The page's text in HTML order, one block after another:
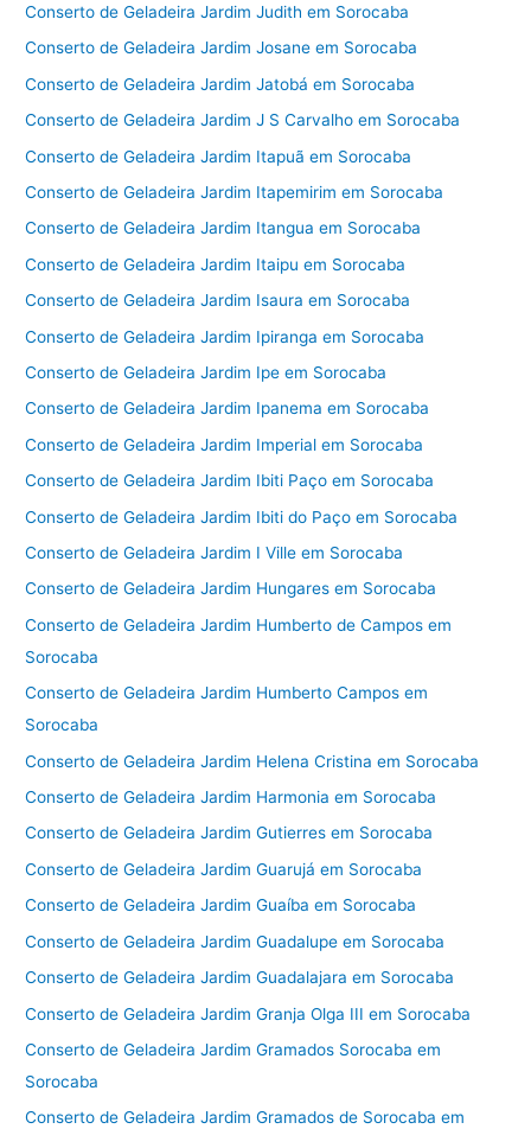
Conserto de Geladeira Jardim Judith em Sorocaba
Conserto de Geladeira Jardim Josane em Sorocaba
Conserto de Geladeira Jardim Jatobá em Sorocaba
Conserto de Geladeira Jardim J S Carvalho em Sorocaba
Conserto de Geladeira Jardim Itapuã em Sorocaba
Conserto de Geladeira Jardim Itapemirim em Sorocaba
Conserto de Geladeira Jardim Itangua em Sorocaba
Conserto de Geladeira Jardim Itaipu em Sorocaba
Conserto de Geladeira Jardim Isaura em Sorocaba
Conserto de Geladeira Jardim Ipiranga em Sorocaba
Conserto de Geladeira Jardim Ipe em Sorocaba
Conserto de Geladeira Jardim Ipanema em Sorocaba
Conserto de Geladeira Jardim Imperial em Sorocaba
Conserto de Geladeira Jardim Ibiti Paço em Sorocaba
Conserto de Geladeira Jardim Ibiti do Paço em Sorocaba
Conserto de Geladeira Jardim I Ville em Sorocaba
Conserto de Geladeira Jardim Hungares em Sorocaba
Conserto de Geladeira Jardim Humberto de Campos em
Sorocaba
Conserto de Geladeira Jardim Humberto Campos em
Sorocaba
Conserto de Geladeira Jardim Helena Cristina em Sorocaba
Conserto de Geladeira Jardim Harmonia em Sorocaba
Conserto de Geladeira Jardim Gutierres em Sorocaba
Conserto de Geladeira Jardim Guarujá em Sorocaba
Conserto de Geladeira Jardim Guaíba em Sorocaba
Conserto de Geladeira Jardim Guadalupe em Sorocaba
Conserto de Geladeira Jardim Guadalajara em Sorocaba
Conserto de Geladeira Jardim Granja Olga III em Sorocaba
Conserto de Geladeira Jardim Gramados Sorocaba em
Sorocaba
Conserto de Geladeira Jardim Gramados de Sorocaba em